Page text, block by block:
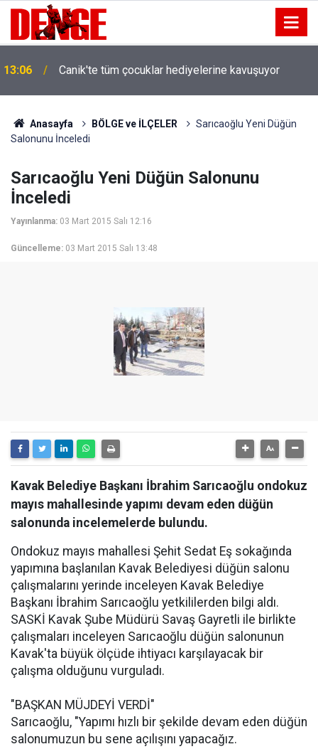
13:06 Canik'te tüm çocuklar hediyelerine kavuşuyor
Anasayfa BÖLGE ve İLÇELER
Sarıcaoğlu Yeni Düğün
Salonunu İnceledi
Sarıcaoğlu Yeni Düğün Salonunu
İnceledi
Yayınlanma: 03 Mart 2015 Salı 12:16
Güncelleme: 03 Mart 2015 Salı 13:48
Kavak Belediye Başkanı İbrahim Sarıcaoğlu ondokuz
mayıs mahallesinde yapımı devam eden düğün
salonunda incelemelerde bulundu.
Ondokuz mayıs mahallesi Şehit Sedat Eş sokağında
yapımına başlanılan Kavak Belediyesi düğün salonu
çalışmalarını yerinde inceleyen Kavak Belediye
Başkanı İbrahim Sarıcaoğlu yetkililerden bilgi aldı.
SASKİ Kavak Şube Müdürü Savaş Gayretli ile birlikte
çalışmaları inceleyen Sarıcaoğlu düğün salonunun
Kavak'ta büyük ölçüde ihtiyacı karşılayacak bir
çalışma olduğunu vurguladı.
"BAŞKAN MÜJDEYİ VERDİ"
Sarıcaoğlu, "Yapımı hızlı bir şekilde devam eden düğün
salonumuzun bu sene açılışını yapacağız.